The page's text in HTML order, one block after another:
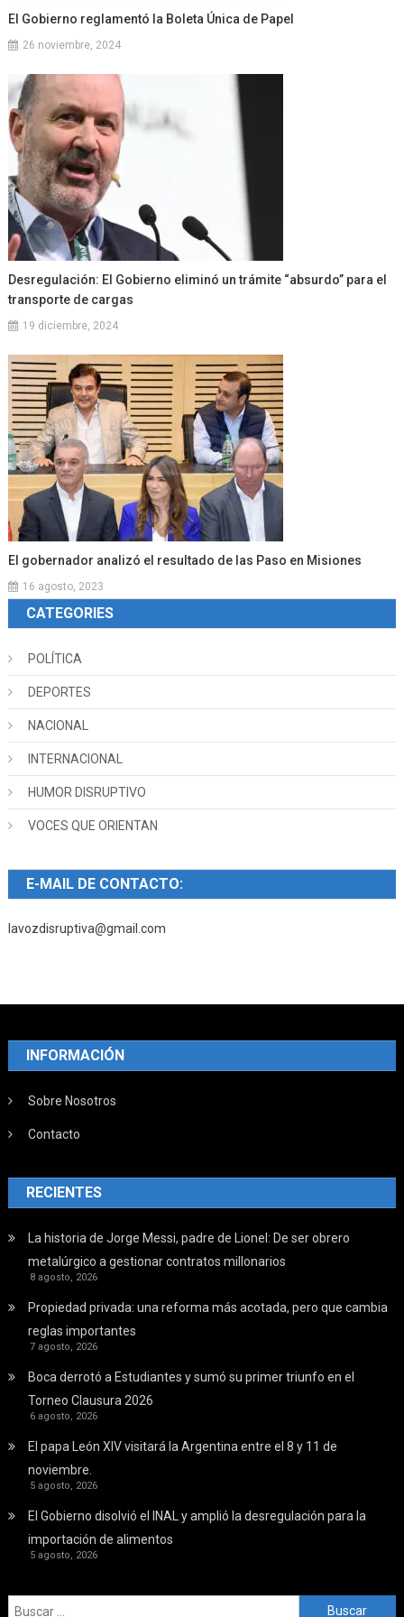
El Gobierno reglamentó la Boleta Única de Papel
26 noviembre, 2024
Desregulación: El Gobierno eliminó un trámite “absurdo” para el
transporte de cargas
19 diciembre, 2024
El gobernador analizó el resultado de las Paso en Misiones
16 agosto, 2023
CATEGORIES
POLÍTICA
DEPORTES
NACIONAL
INTERNACIONAL
HUMOR DISRUPTIVO
VOCES QUE ORIENTAN
E-MAIL DE CONTACTO:
lavozdisruptiva@gmail.com
INFORMACIÓN
Sobre Nosotros
Contacto
RECIENTES
La historia de Jorge Messi, padre de Lionel: De ser obrero
metalúrgico a gestionar contratos millonarios
8 agosto, 2026
Propiedad privada: una reforma más acotada, pero que cambia
reglas importantes
7 agosto, 2026
Boca derrotó a Estudiantes y sumó su primer triunfo en el
Torneo Clausura 2026
6 agosto, 2026
El papa León XIV visitará la Argentina entre el 8 y 11 de
noviembre.
5 agosto, 2026
El Gobierno disolvió el INAL y amplió la desregulación para la
importación de alimentos
5 agosto, 2026
Buscar: